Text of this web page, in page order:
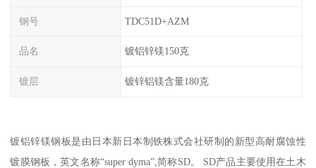
钢号 TDC51D+AZM
品名 镀铝锌镁150克
镀层 镀锌铝镁含量180克
镀铝锌镁钢板是由日本新日本制铁株式会社研制的新型高耐腐蚀性
镀膜钢板，英文名称“super dyma”,简称SD。 SD产品主要使用在土木